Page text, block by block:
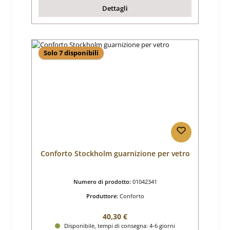
Dettagli
Solo 7 disponibili
Conforto Stockholm guarnizione per vetro
Numero di prodotto: 01042341
Produttore: Conforto
Prezzo normale:
40,30 €
Disponibile, tempi di consegna: 4-6 giorni